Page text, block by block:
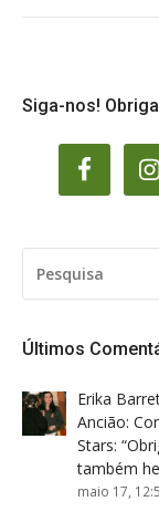
Siga-nos!
POR:
Últimos
Erika
Ancião:
Stars: “
também
maio 17,